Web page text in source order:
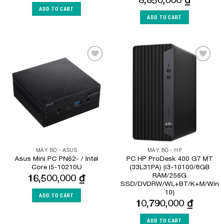
ADD TO CART
ADD TO CART
Wishlist
MÁY BỘ - ASUS
Asus Mini PC PN62- / Intel
Core i5-10210U
16,500,000 ₫
ADD TO CART
MÁY BỘ - HP
PC HP ProDesk 400 G7 MT
(33L31PA) (i3-10100/8GB
RAM/256G
SSD/DVDRW/WL+BT/K+M/Win
10)
10,790,000 ₫
ADD TO CART